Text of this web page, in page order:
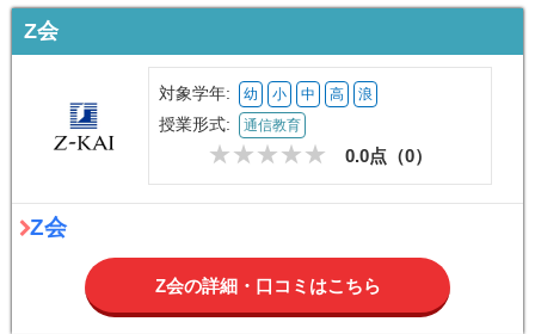
Z会
対象学年: 幼 小 中 高 浪
授業形式: 通信教育
0.0点（0）
Z会
Z会の詳細・口コミはこちら